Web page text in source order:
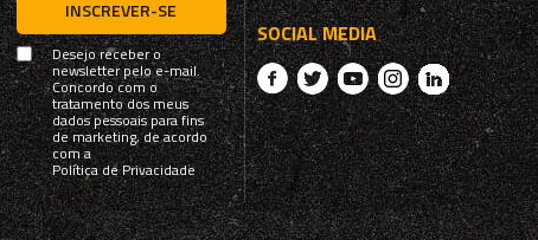
INSCREVER-SE
Desejo receber o
newsletter pelo e-mail.
Concordo com o
tratamento dos meus
dados pessoais para fins
de marketing, de acordo
com a
Política de Privacidade
SOCIAL MEDIA